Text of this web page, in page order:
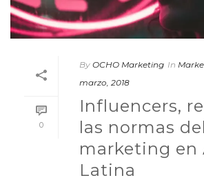
0
By OCHO Marketing In
marzo, 2018
Influencers,
las normas del
marketing en
Latina